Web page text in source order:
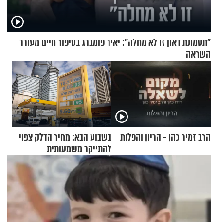
"תסמונת דאון זו לא מחלה": יאיר פומברג בסיפור חיים מעורר
השראה
הרב זמיר כהן - הריון והפלות
בשבוע הבא: מחיר הדלק צפוי
להתייקר משמעותית